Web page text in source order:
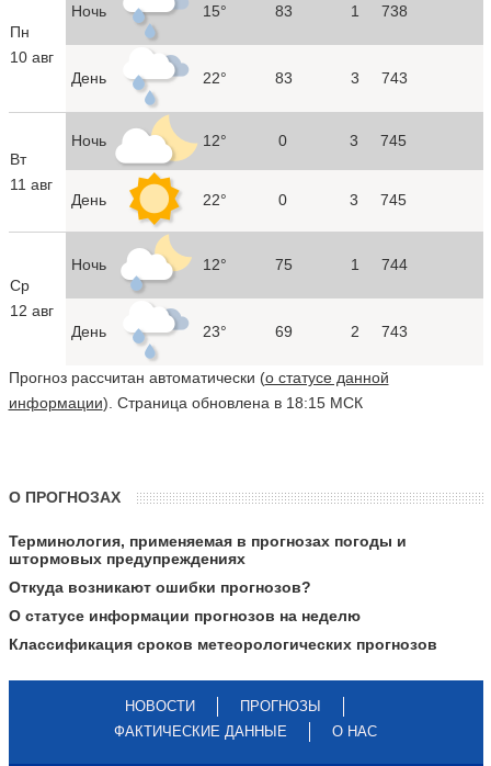
Пн
10 авг
Ночь 15° 83 1 738
День 22° 83 3 743
Вт
11 авг
Ночь 12° 0 3 745
День 22° 0 3 745
Ср
12 авг
Ночь 12° 75 1 744
День 23° 69 2 743
Прогноз рассчитан автоматически (о статусе данной
информации). Страница обновлена в 18:15 МСК
О ПРОГНОЗАХ
Терминология, применяемая в прогнозах погоды и
штормовых предупреждениях
Откуда возникают ошибки прогнозов?
О статусе информации прогнозов на неделю
Классификация сроков метеорологических прогнозов
НОВОСТИ
ПРОГНОЗЫ
ФАКТИЧЕСКИЕ ДАННЫЕ
О НАС